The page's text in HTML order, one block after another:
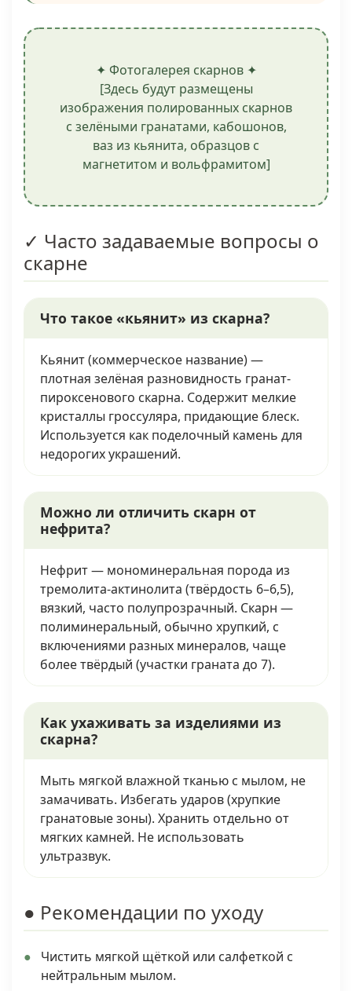
✦ Фотогалерея скарнов ✦
[Здесь будут размещены
изображения полированных скарнов
с зелёными гранатами, кабошонов,
ваз из кьянита, образцов с
магнетитом и вольфрамитом]
✓ Часто задаваемые вопросы о
скарне
Что такое «кьянит» из скарна?
Кьянит (коммерческое название) —
плотная зелёная разновидность гранат-
пироксенового скарна. Содержит мелкие
кристаллы гроссуляра, придающие блеск.
Используется как поделочный камень для
недорогих украшений.
Можно ли отличить скарн от
нефрита?
Нефрит — мономинеральная порода из
тремолита-актинолита (твёрдость 6–6,5),
вязкий, часто полупрозрачный. Скарн —
полиминеральный, обычно хрупкий, с
включениями разных минералов, чаще
более твёрдый (участки граната до 7).
Как ухаживать за изделиями из
скарна?
Мыть мягкой влажной тканью с мылом, не
замачивать. Избегать ударов (хрупкие
гранатовые зоны). Хранить отдельно от
мягких камней. Не использовать
ультразвук.
● Рекомендации по уходу
Чистить мягкой щёткой или салфеткой с
нейтральным мылом.